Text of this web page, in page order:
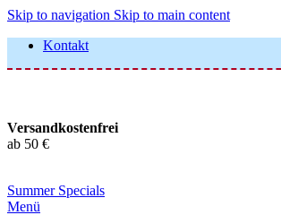
Skip to navigation Skip to main content
Kontakt
Versandkostenfrei
ab 50 €
Summer Specials
Menü